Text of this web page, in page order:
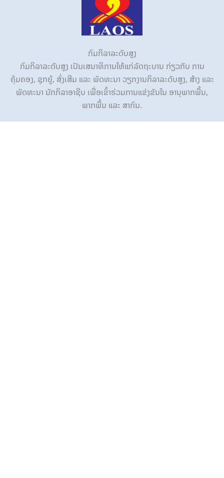
ກົມກິລາລະດັບສູງ
ກົມກິລາລະດັບສູງ ເປັນເສນາທິການໃຫ້ແກ່ລັດຖະບານ ກ່ຽວກັບ ການ
ຄຸ້ມຄອງ, ຊຸກຍູ້, ສົ່ງເສີມ ແລະ ພັດທະນາ ວຽກງານກິລາລະດັບສູງ, ສ້າງ ແລະ
ພັດທະນາ ນັກກິລາອາຊີບ ເພື່ອເຂົ້າຮ່ວມການແຂ່ງຂັນໃນ ອານຸພາກພື້ນ,
ພາກພື້ນ ແລະ ສາກົນ.